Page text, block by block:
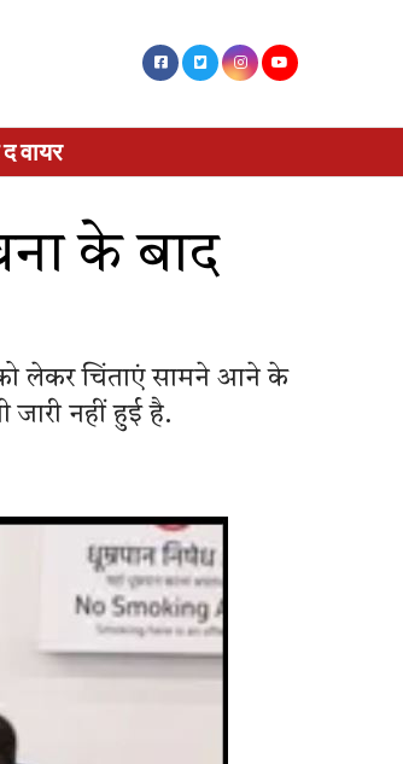
द वायर
के बाद
को लेकर चिंताएं सामने आने के
जारी नहीं हुई है.